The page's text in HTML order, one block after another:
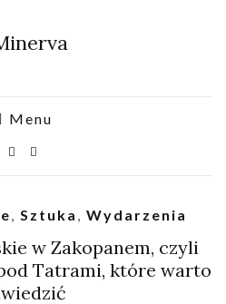
Menu
Sztuka Wydarzenia
w Zakopanem, czyli
Tatrami, które warto